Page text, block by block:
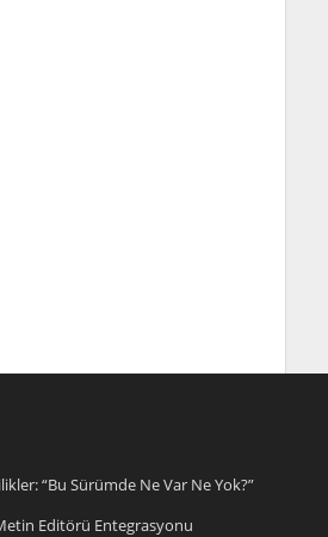
“Bu Sürümde Ne Var Ne Yok?”
Editörü Entegrasyonu